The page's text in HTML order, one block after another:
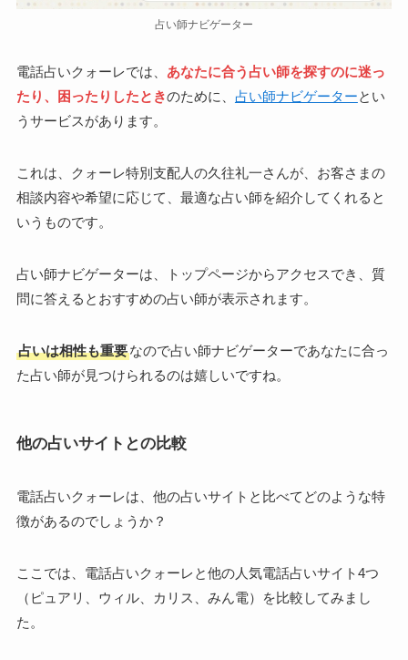
占い師ナビゲーター
電話占いクォーレでは、 あなたに合う占い師を探すのに迷っ
たり、困ったりしたときのために、 占い師ナビゲーターとい
うサービスがあります。
これは、クォーレ特別支配人の久往礼一さんが、お客さまの
相談内容や希望に応じて、最適な占い師を紹介してくれると
いうものです。
占い師ナビゲーターは、トップページからアクセスでき、質
問に答えるとおすすめの占い師が表示されます。
占いは相性も重要なので占い師ナビゲーターであなたに合っ
た占い師が見つけられるのは嬉しいですね。
他の占いサイトとの比較
電話占いクォーレは、他の占いサイトと比べてどのような特
徴があるのでしょうか？
ここでは、電話占いクォーレと他の人気電話占いサイト4つ
（ピュアリ、ウィル、カリス、みん電）を比較してみまし
た。